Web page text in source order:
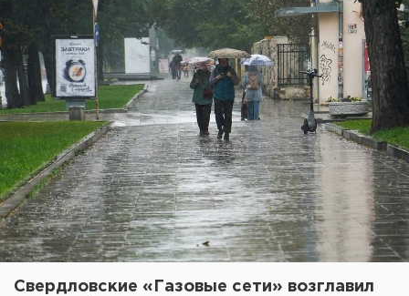
Свердловские «Газовые сети» возглавил